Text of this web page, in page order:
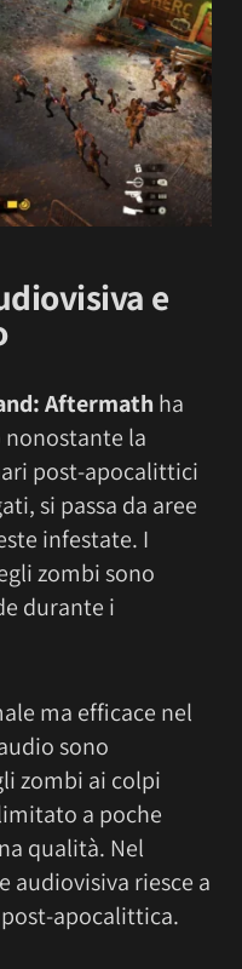
e
Aftermathha
la
post-apocalittici
si passa da aree
infestate. I
zombi sono
durante i
ma efficace nel
sono
zombi ai colpi
a poche
qualità. Nel
audiovisiva riesce a
apocalittica.